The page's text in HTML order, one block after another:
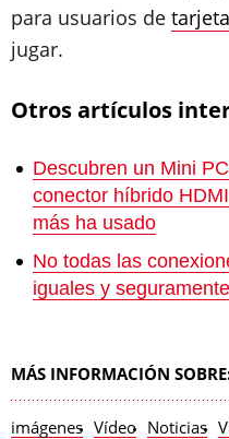
para usuarios de
jugar.
Otros artículos
Descubren un Mini
conector híbrido
más ha usado
No todas las
iguales y
MÁS INFORMACIÓN
imágenes Vídeo Noticias